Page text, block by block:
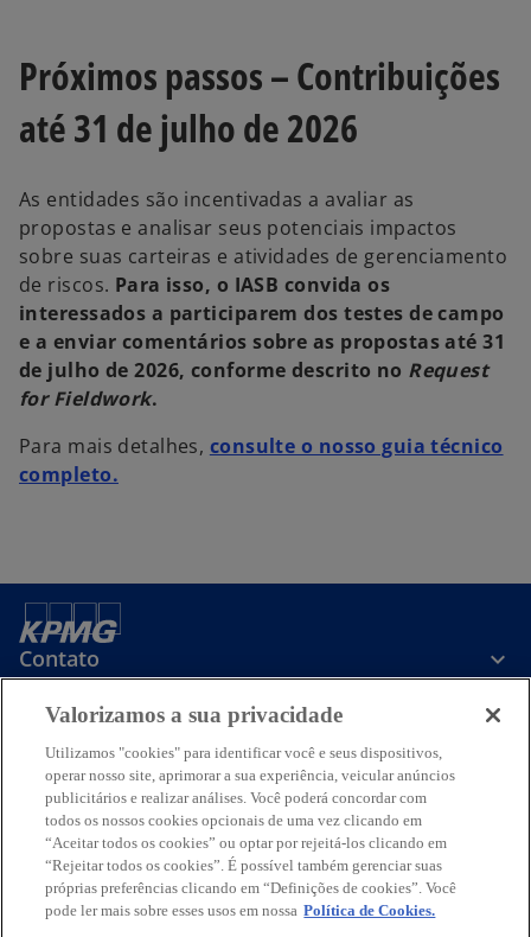
Próximos passos – Contribuições
até 31 de julho de 2026
As entidades são incentivadas a avaliar as
propostas e analisar seus potenciais impactos
sobre suas carteiras e atividades de gerenciamento
de riscos. Para isso, o IASB convida os
interessados a participarem dos testes de campo
e a enviar comentários sobre as propostas até 31
de julho de 2026, conforme descrito no Request
for Fieldwork.
Para mais detalhes, consulte o nosso guia técnico
completo.a
e
m
n
o
v
a
g
u
i
Contato
Serviços
a
b
r
a
b
r
a
b
r
a
b
r
a
b
r
Termos de usoPrivacidadeAcessibilidadeAjudaGlossário
Valorizamos a sua privacidade
Utilizamos "cookies" para identificar você e seus dispositivos,
operar nosso site, aprimorar a sua experiência, veicular anúncios
publicitários e realizar análises. Você poderá concordar com
todos os nossos cookies opcionais de uma vez clicando em
“Aceitar todos os cookies” ou optar por rejeitá-los clicando em
“Rejeitar todos os cookies”. É possível também gerenciar suas
próprias preferências clicando em “Definições de cookies”. Você
pode ler mais sobre esses usos em nossa Política de Cookies.